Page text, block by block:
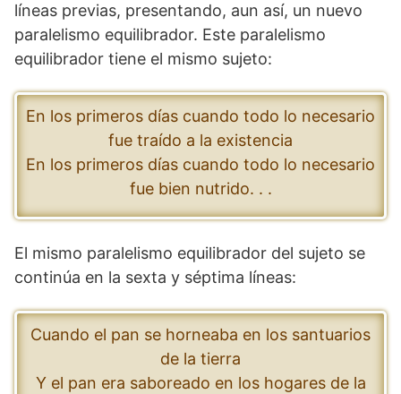
líneas previas, presentando, aun así, un nuevo
paralelismo equilibrador. Este paralelismo
equilibrador tiene el mismo sujeto:
En los primeros días cuando todo lo necesario
fue traído a la existencia
En los primeros días cuando todo lo necesario
fue bien nutrido. . .
El mismo paralelismo equilibrador del sujeto se
continúa en la sexta y séptima líneas:
Cuando el pan se horneaba en los santuarios
de la tierra
Y el pan era saboreado en los hogares de la